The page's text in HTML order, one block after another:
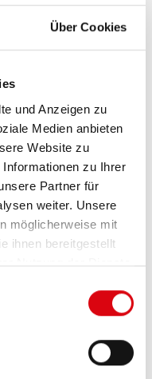
Über Cookies
und Anzeigen zu
Medien anbieten
Website zu
zu Ihrer
Partner für
weiter. Unsere
möglicherweise mit
ihnen bereitgestellt
Nutzung der Dienste